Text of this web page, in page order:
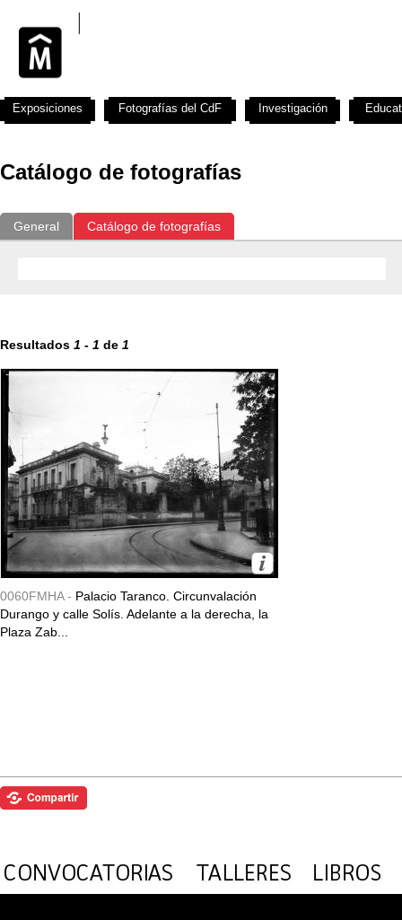
Catálogo de fotografías
General Catálogo de fotografías
Resultados 1 - 1 de 1
0060FMHA - Palacio Taranco. Circunvalación
Durango y calle Solís. Adelante a la derecha, la
Plaza Zab...
Exposiciones Fotografías del CdF Investigación